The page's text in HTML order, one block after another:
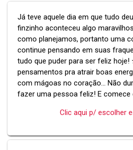
Já teve aquele dia em que tudo
finzinho aconteceu algo
como planejamos, portanto uma
continue pensando em suas
tudo que puder para ser feliz
pensamentos pra atrair boas
com mágoas no coração... Não
fazer uma pessoa feliz! E
Clic aqui p/ escolher